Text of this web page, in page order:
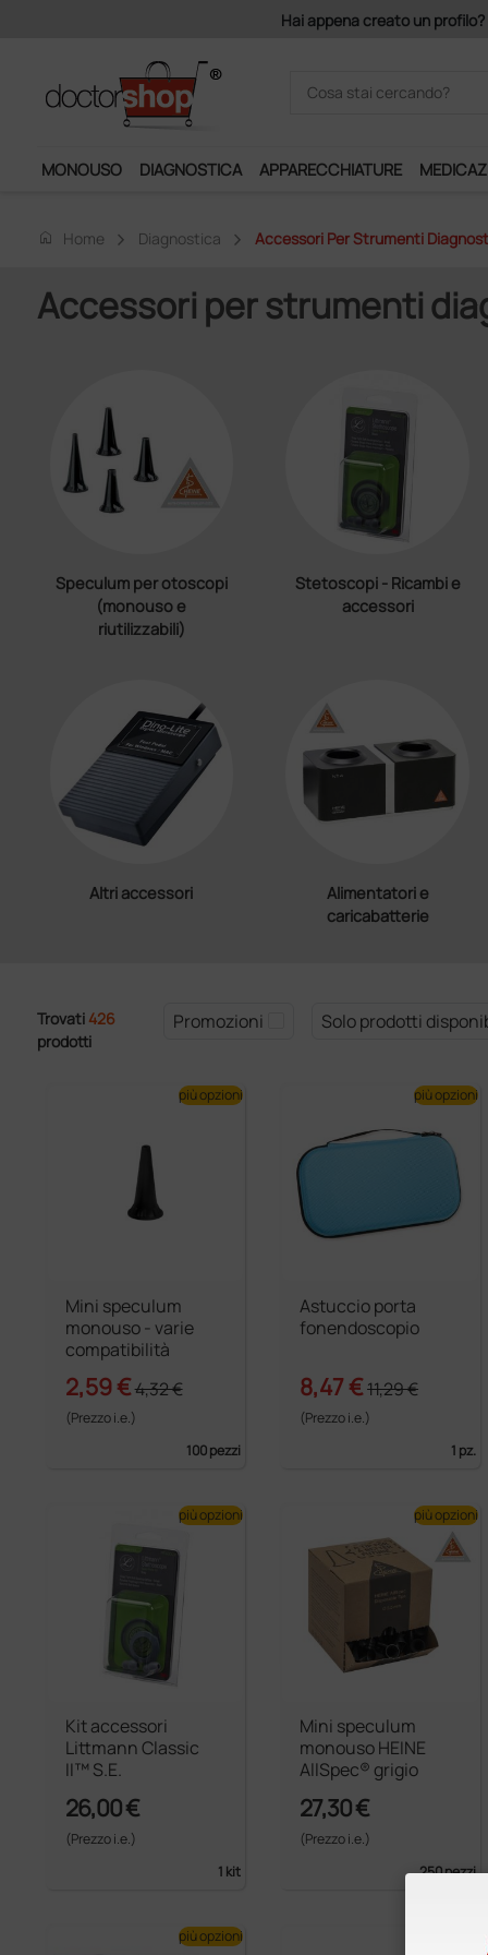
MONOUSO DIAGNOSTICA APPARECCHIATURE
home Home Diagnostica Accessori Per Strumenti
Accessori per strumenti
Speculum per otoscopi
(monouso e
riutilizzabili)
Stetoscopi - Ricambi e
accessori
Altri accessori
Alimentatori e
caricabatterie
Trovati 426
prodotti
Promozioni Solo prodotti
Mini speculum
monouso - varie
compatibilità
2,59 €4,32 €
(Prezzo i.e.)
100 pezzi
più opzioni
Astuccio porta
fonendoscopio
8,47 €11,29 €
(Prezzo i.e.)
1 pz.
più opzioni
Kit accessori
Littmann Classic
II™ S.E.
26,00 €
(Prezzo i.e.)
1 kit
più opzioni
Mini speculum
monouso HEINE
AllSpec® grigio
27,30 €
(Prezzo i.e.)
250 pezzi
più opzioni
più opzioni